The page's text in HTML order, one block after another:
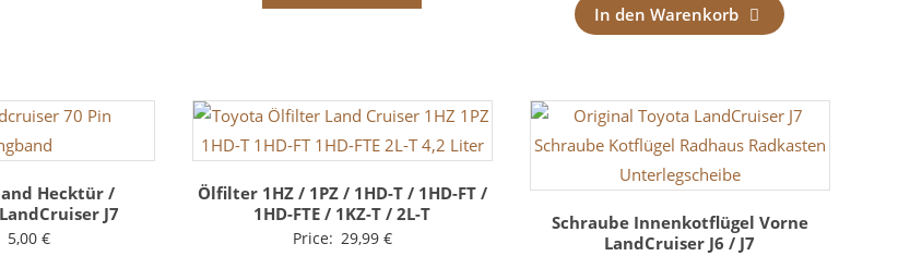
In den Warenkorb
Hecktür /
J7
5,00 €
Ölfilter 1HZ / 1PZ / 1HD-T / 1HD-FT /
1HD-FTE / 1KZ-T / 2L-T
Price: 29,99 €
Schraube Innenkotflügel Vorne
LandCruiser J6 / J7